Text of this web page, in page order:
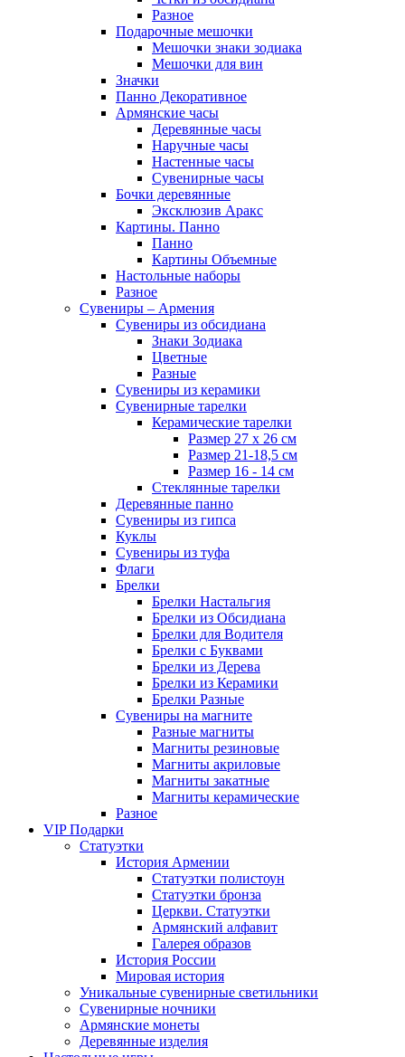
Разное
Подарочные мешочки
Мешочки знаки зодиака
Мешочки для вин
Значки
Панно Декоративное
Армянские часы
Деревянные часы
Наручные часы
Настенные часы
Сувенирные часы
Бочки деревянные
Эксклюзив Аракс
Картины. Панно
Панно
Картины Объемные
Настольные наборы
Разное
Сувениры – Армения
Сувениры из обсидиана
Знаки Зодиака
Цветные
Разные
Сувениры из керамики
Сувенирные тарелки
Керамические тарелки
Размер 27 х 26 см
Размер 21-18,5 см
Размер 16 - 14 см
Стеклянные тарелки
Деревянные панно
Сувениры из гипса
Куклы
Сувениры из туфа
Флаги
Брелки
Брелки Настальгия
Брелки из Обсидиана
Брелки для Водителя
Брелки с Буквами
Брелки из Дерева
Брелки из Керамики
Брелки Разные
Сувениры на магните
Разные магниты
Магниты резиновые
Магниты акриловые
Магниты закатные
Магниты керамические
Разное
VIP Подарки
Статуэтки
История Армении
Статуэтки полистоун
Статуэтки бронза
Церкви. Статуэтки
Армянский алфавит
Галерея образов
История России
Мировая история
Уникальные сувенирные светильники
Сувенирные ночники
Армянские монеты
Деревянные изделия